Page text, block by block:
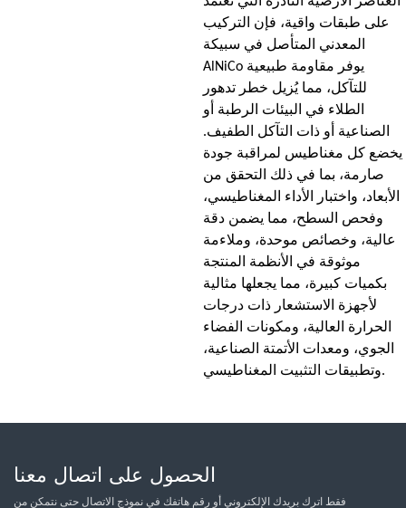
على طبقات واقية، فإن التركيب
المعدني المتأصل في سبيكة
AlNiCo يوفر مقاومة طبيعية
للتآكل، مما يُزيل خطر تدهور
الطلاء في البيئات الرطبة أو
الصناعية أو ذات التآكل الطفيف.
يخضع كل مغناطيس لمراقبة جودة
صارمة، بما في ذلك التحقق من
الأبعاد، واختبار الأداء المغناطيسي،
وفحص السطح، مما يضمن دقة
عالية، وخصائص موحدة، وملاءمة
موثوقة في الأنظمة المنتجة
بكميات كبيرة، مما يجعلها مثالية
لأجهزة الاستشعار ذات درجات
الحرارة العالية، ومكونات الفضاء
الجوي، ومعدات الأتمتة الصناعية،
وتطبيقات التثبيت المغناطيسي.
الحصول على اتصال معنا
فقط اترك بريدك الإلكتروني أو رقم هاتفك في نموذج الاتصال حتى نتمكن من